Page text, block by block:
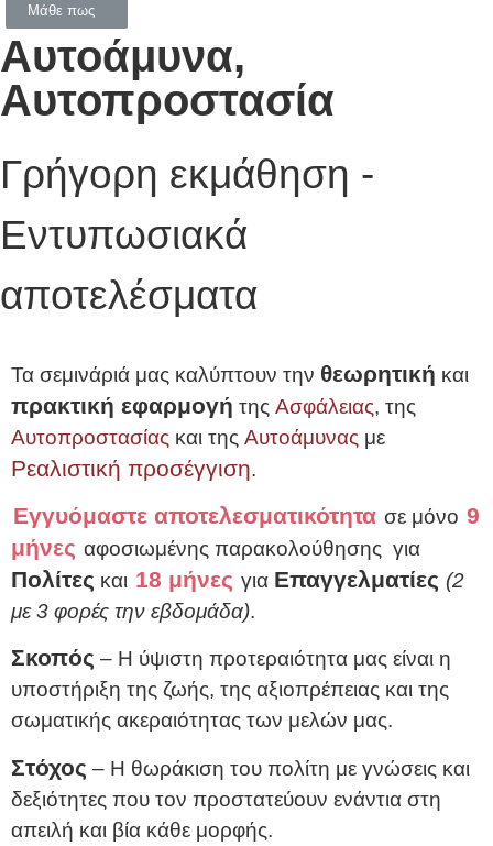
Μάθε πως
Αυτοάμυνα,
Αυτοπροστασία
Γρήγορη εκμάθηση -
Εντυπωσιακά
αποτελέσματα
Τα σεμινάριά μας καλύπτουν την θεωρητική και
πρακτική εφαρμογή της Ασφάλειας, της
Αυτοπροστασίας και της Αυτοάμυνας με
Ρεαλιστική προσέγγιση.
Εγγυόμαστε αποτελεσματικότητα σε μόνο 9
μήνες αφοσιωμένης παρακολούθησης για
Πολίτες και 18 μήνες για Επαγγελματίες (2
με 3 φορές την εβδομάδα).
Σκοπός – Η ύψιστη προτεραιότητα μας είναι η
υποστήριξη της ζωής, της αξιοπρέπειας και της
σωματικής ακεραιότητας των μελών μας.
Στόχος – Η θωράκιση του πολίτη με γνώσεις και
δεξιότητες που τον προστατεύουν ενάντια στη
απειλή και βία κάθε μορφής.